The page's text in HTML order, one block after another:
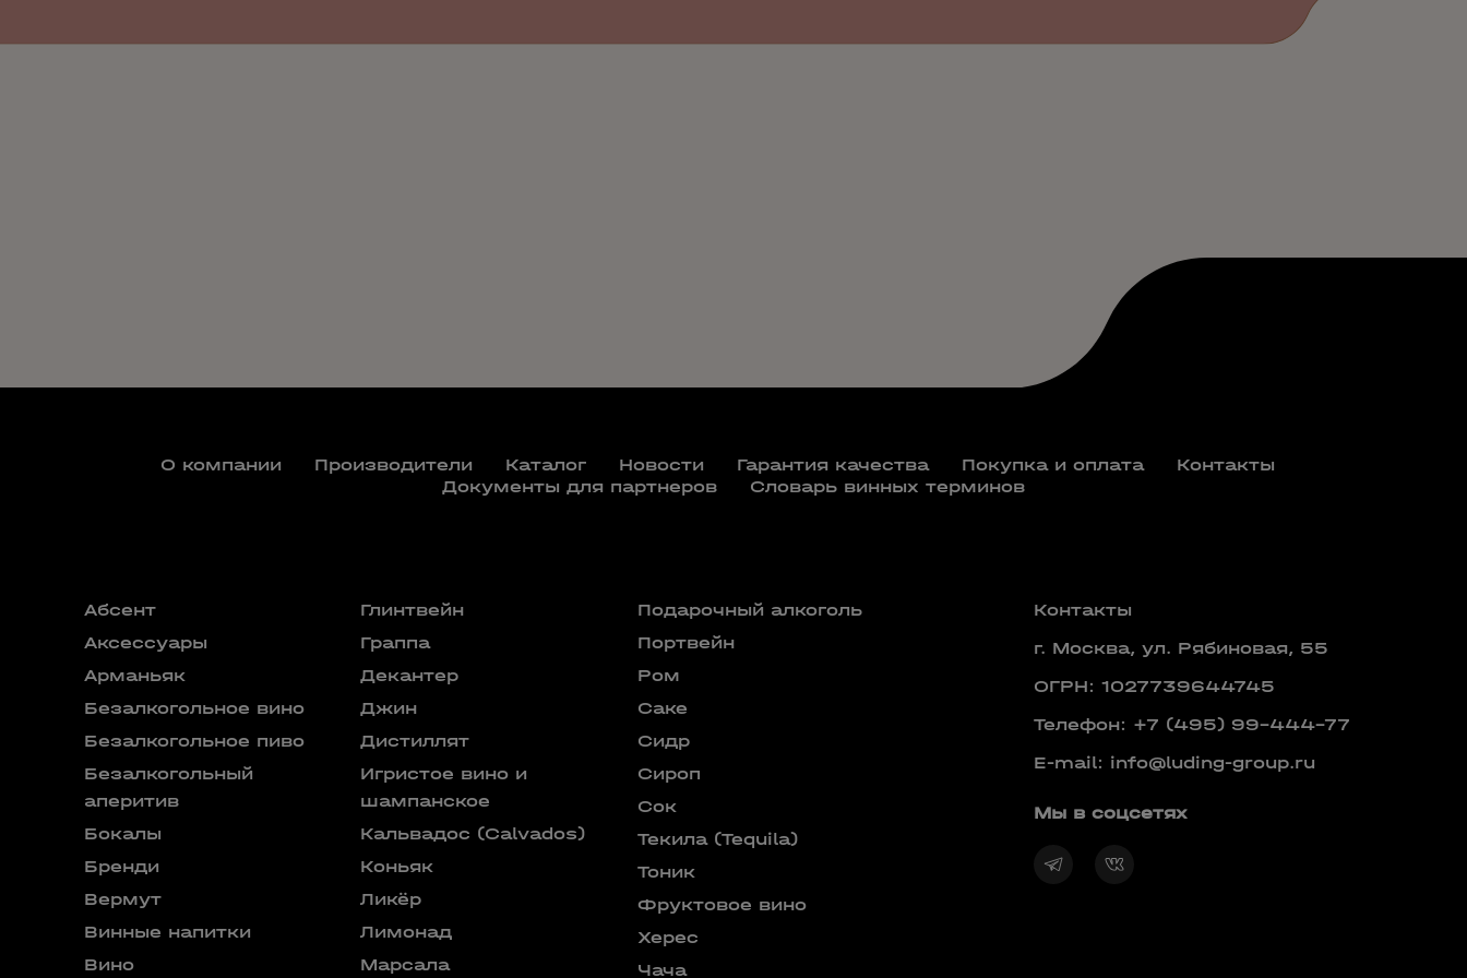
О компании Производители Каталог Новости Гарантия качества Покупка и оплата
Контакты
Документы для партнеров
Словарь винных терминов
Абсент
Аксессуары
Арманьяк
Безалкогольное вино
Безалкогольное пиво
Безалкогольный
аперитив
Бокалы
Бренди
Вермут
Винные напитки
Вино
Глинтвейн
Граппа
Декантер
Джин
Дистиллят
Игристое вино и
шампанское
Кальвадос (Calvados)
Коньяк
Ликёр
Лимонад
Марсала
Подарочный алкоголь
Портвейн
Ром
Саке
Сидр
Сироп
Сок
Текила (Tequila)
Тоник
Фруктовое вино
Херес
Чача
Контакты
г. Москва, ул. Рябиновая, 55
ОГРН: 1027739644745
Телефон: +7 (495) 99-444-77
E-mail: info@luding-group.ru
Мы в соцсетях